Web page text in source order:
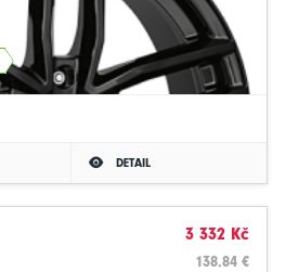
DETAIL
3 332 Kč
138.84 €